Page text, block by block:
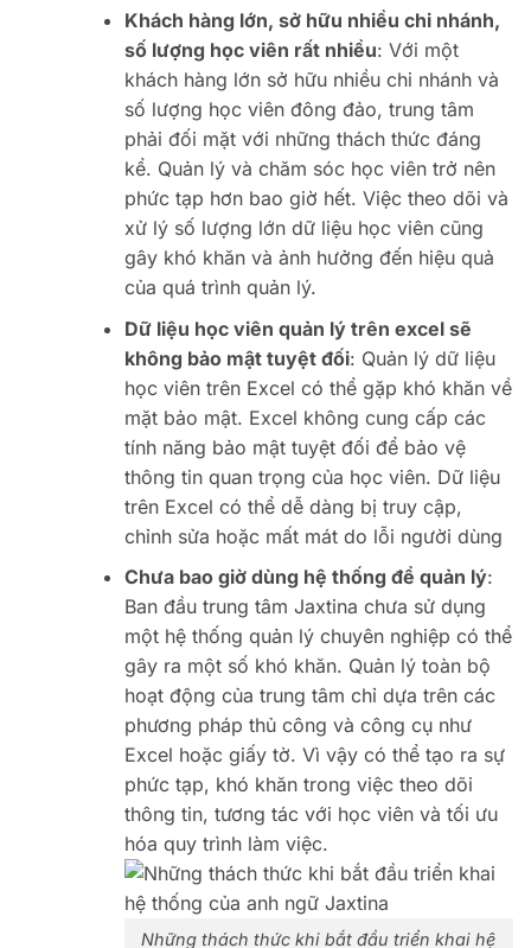
Khách hàng lớn, sở hữu nhiều chi nhánh,
số lượng học viên rất nhiều: Với một
khách hàng lớn sở hữu nhiều chi nhánh và
số lượng học viên đông đảo, trung tâm
phải đối mặt với những thách thức đáng
kể. Quản lý và chăm sóc học viên trở nên
phức tạp hơn bao giờ hết. Việc theo dõi và
xử lý số lượng lớn dữ liệu học viên cũng
gây khó khăn và ảnh hưởng đến hiệu quả
của quá trình quản lý.
Dữ liệu học viên quản lý trên excel sẽ
không bảo mật tuyệt đối: Quản lý dữ liệu
học viên trên Excel có thể gặp khó khăn về
mặt bảo mật. Excel không cung cấp các
tính năng bảo mật tuyệt đối để bảo vệ
thông tin quan trọng của học viên. Dữ liệu
trên Excel có thể dễ dàng bị truy cập,
chỉnh sửa hoặc mất mát do lỗi người dùng
Chưa bao giờ dùng hệ thống để quản lý:
Ban đầu trung tâm Jaxtina chưa sử dụng
một hệ thống quản lý chuyên nghiệp có thể
gây ra một số khó khăn. Quản lý toàn bộ
hoạt động của trung tâm chỉ dựa trên các
phương pháp thủ công và công cụ như
Excel hoặc giấy tờ. Vì vậy có thể tạo ra sự
phức tạp, khó khăn trong việc theo dõi
thông tin, tương tác với học viên và tối ưu
hóa quy trình làm việc.
Những thách thức khi bắt đầu triển khai hệ